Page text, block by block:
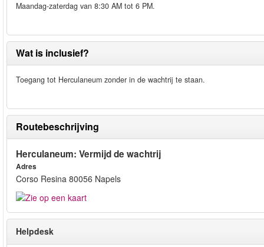
Maandag-zaterdag van 8:30 AM tot 6 PM.
Wat is inclusief?
Toegang tot Herculaneum zonder in de wachtrij te staan.
Routebeschrijving
Herculaneum: Vermijd de wachtrij
Adres
Corso Resina 80056 Napels
Helpdesk